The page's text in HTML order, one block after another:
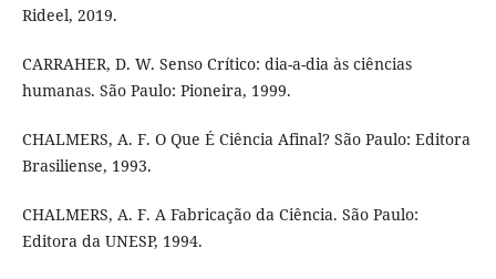
Rideel, 2019.
CARRAHER, D. W. Senso Crítico: dia-a-dia às ciências
humanas. São Paulo: Pioneira, 1999.
CHALMERS, A. F. O Que É Ciência Afinal? São Paulo: Editora
Brasiliense, 1993.
CHALMERS, A. F. A Fabricação da Ciência. São Paulo:
Editora da UNESP, 1994.